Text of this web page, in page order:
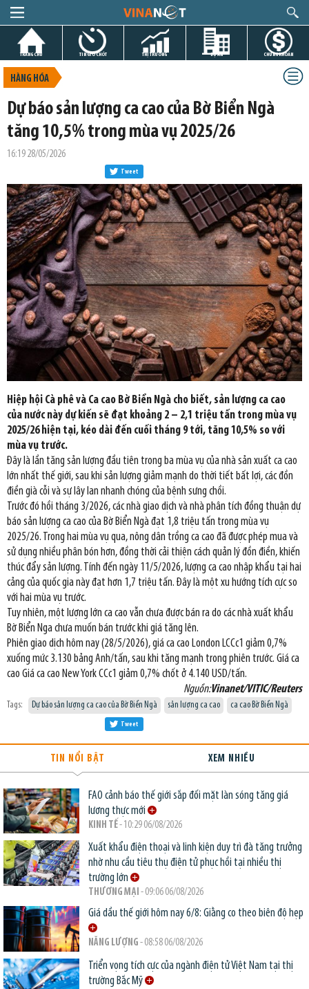
TRANG CHỦ TIN GIỜ CHÓT THỊ TRƯỜNG DỰ ÁN CHỨNG KHOÁN
HÀNG HÓA
Dự báo sản lượng ca cao của Bờ Biển Ngà
tăng 10,5% trong mùa vụ 2025/26
16:19 28/05/2026
Tweet
Hiệp hội Cà phê và Ca cao Bờ Biển Ngà cho biết, sản lượng ca cao
của nước này dự kiến sẽ đạt khoảng 2 – 2,1 triệu tấn trong mùa vụ
2025/26 hiện tại, kéo dài đến cuối tháng 9 tới, tăng 10,5% so với
mùa vụ trước.
Đây là lần tăng sản lượng đầu tiên trong ba mùa vụ của nhà sản xuất ca cao
lớn nhất thế giới, sau khi sản lượng giảm mạnh do thời tiết bất lợi, các đồn
điền già cỗi và sự lây lan nhanh chóng của bệnh sưng chồi.
Trước đó hồi tháng 3/2026, các nhà giao dịch và nhà phân tích đồng thuận dự
báo sản lượng ca cao của Bờ Biển Ngà đạt 1,8 triệu tấn trong mùa vụ
2025/26. Trong hai mùa vụ qua, nông dân trồng ca cao đã được phép mua và
sử dụng nhiều phân bón hơn, đồng thời cải thiện cách quản lý đồn điền, khiến
thúc đẩy sản lượng. Tính đến ngày 11/5/2026, lượng ca cao nhập khẩu tại hai
cảng của quốc gia này đạt hơn 1,7 triệu tấn. Đây là một xu hướng tích cực so
với hai mùa vụ trước.
Tuy nhiên, một lượng lớn ca cao vẫn chưa được bán ra do các nhà xuất khẩu
Bờ Biển Nga chưa muốn bán trước khi giá tăng lên.
Phiên giao dịch hôm nay (28/5/2026), giá ca cao London LCCc1 giảm 0,7%
xuống mức 3.130 bảng Anh/tấn, sau khi tăng mạnh trong phiên trước. Giá ca
cao Giá ca cao New York CCc1 giảm 0,7% chốt ở 4.140 USD/tấn.
Nguồn:Vinanet/VITIC/Reuters
Tags: Dự báo sản lượng ca cao của Bờ Biển Ngà sản lượng ca cao ca cao Bờ Biển Ngà
Tweet
TIN NỔI BẬT XEM NHIỀU
FAO cảnh báo thế giới sắp đối mặt làn sóng tăng giá
lương thực mới
KINH TẾ- 10:29 06/08/2026
Xuất khẩu điện thoại và linh kiện duy trì đà tăng trưởng
nhờ nhu cầu tiêu thụ điện tử phục hồi tại nhiều thị
trường lớn
THƯƠNG MẠI - 09:06 06/08/2026
Giá dầu thế giới hôm nay 6/8: Giằng co theo biên độ hẹp
NĂNG LƯỢNG - 08:58 06/08/2026
Triển vọng tích cực của ngành điện tử Việt Nam tại thị
trường Bắc Mỹ